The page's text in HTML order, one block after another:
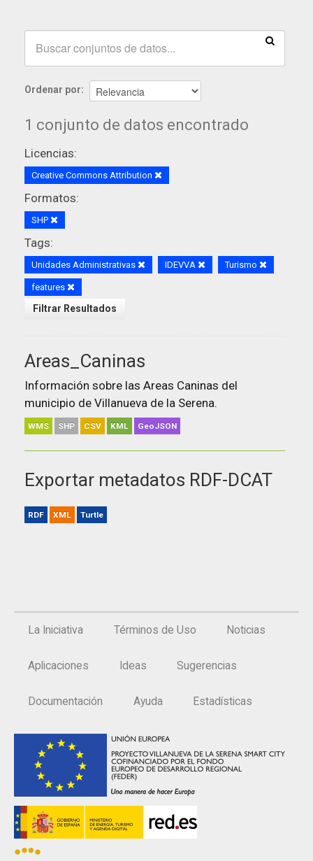
Ordenar por
1 conjunto de datos encontrado
Licencias:
Creative Commons Attribution
Formatos:
SHP
Tags:
Unidades Administrativas IDEVVA Turismo
features
Filtrar Resultados
Areas_Caninas
Información sobre las Areas Caninas del
municipio de Villanueva de la Serena.
WMS SHP CSV KML GeoJSON
Exportar metadatos RDF-DCAT
RDF XML Turtle
La Iniciativa Términos de Uso Noticias
Aplicaciones Ideas Sugerencias
Documentación Ayuda Estadísticas